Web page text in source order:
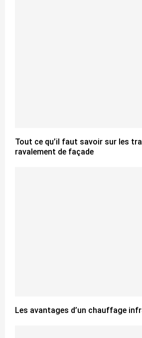
Tout ce qu’il faut savoir sur les
ravalement de façade
Les avantages d’un chauffage